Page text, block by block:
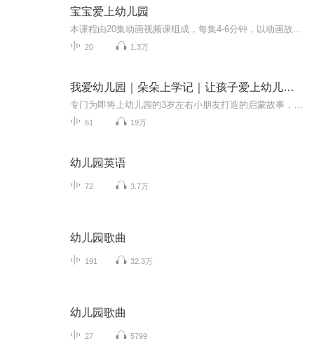
宝宝爱上幼儿园
20 1.3万
我爱幼儿园｜朵朵上学记｜让孩子爱上幼儿园｜幼儿启蒙必听｜学习上幼儿园必备小本领
61 19万
幼儿园英语
72 3.7万
幼儿园歌曲
191 32.3万
幼儿园歌曲
27 5799